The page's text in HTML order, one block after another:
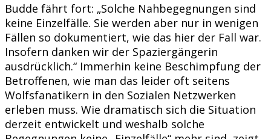
Budde fährt fort: „Solche Nahbegegnungen sind
keine Einzelfälle. Sie werden aber nur in wenigen
Fällen so dokumentiert, wie das hier der Fall war.
Insofern danken wir der Spaziergängerin
ausdrücklich.“ Immerhin keine Beschimpfung der
Betroffenen, wie man das leider oft seitens
Wolfsfanatikern in den Sozialen Netzwerken
erleben muss. Wie dramatisch sich die Situation
derzeit entwickelt und weshalb solche